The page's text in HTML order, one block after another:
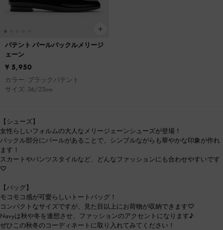
パテント パールバックルメリージ
ェーン
¥ 5,950
カラー: ブラックパテント
サイズ: 36/23cm
【シューズ】
女性らしいフォルムの大人なメリージェーンシューズが登場！
バックル部分にパールがあることで、シンプルながらも華やかな印象が作れ
ます！
スカートやパンツスタイルなど、どんなファッションにも合わせやすいです
♡
【バッグ】
モコモコ感が可愛らしいトートバッグ！
コンパクトなサイズですが、見た目以上にお荷物が収納できます♡
Navyは秋や冬を連想させ、ファッションのアクセントになります♪
ぜひこの秋冬のコーディネートに取り入れてみてください！